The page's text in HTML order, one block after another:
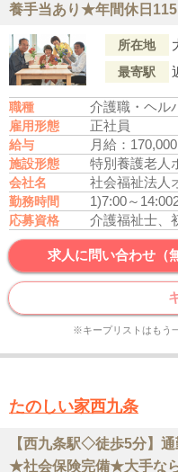
養手当あり★年間休日
所在地
最寄駅
職種 介護職・ヘル
雇用形態 正社員
給与 月給：
施設形態 特別養護老人
会社名 社会福祉法人
勤務時間 1)7:00～14:00
応募資格
求人に問い合わせ（
※キープリストはもう
たのしい家西九条
【西九条駅◇徒歩5分】
★社会保険完備★大手な